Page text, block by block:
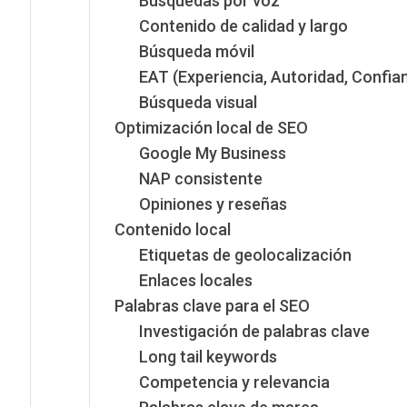
Contenido de calidad y largo
Búsqueda móvil
EAT (Experiencia, Autoridad,
Búsqueda visual
Optimización local de SEO
Google My Business
NAP consistente
Opiniones y reseñas
Contenido local
Etiquetas de geolocalización
Enlaces locales
Palabras clave para el SEO
Investigación de palabras clave
Long tail keywords
Competencia y relevancia